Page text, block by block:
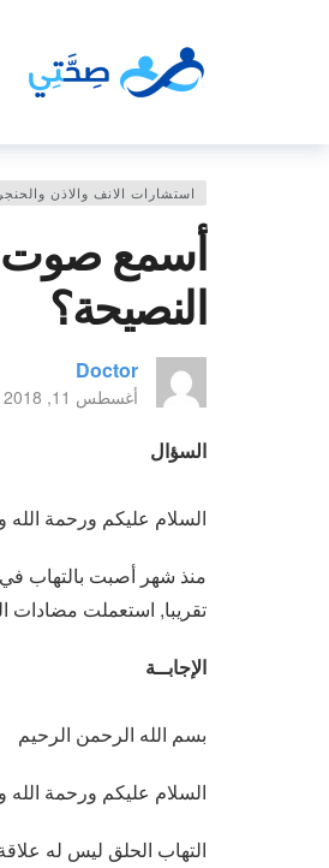
استشارات الانف والاذن
أسمع صوت
النصيحة؟
Doctor
أغسطس 11, 2018
السؤال
السلام عليكم ورحمة الله
منذ شهر أصبت بالتهاب
تقريبا, استعملت مضادات
الإجابــة
بسم الله الرحمن الرحيم
السلام عليكم ورحمة الله
التهاب الحلق ليس له